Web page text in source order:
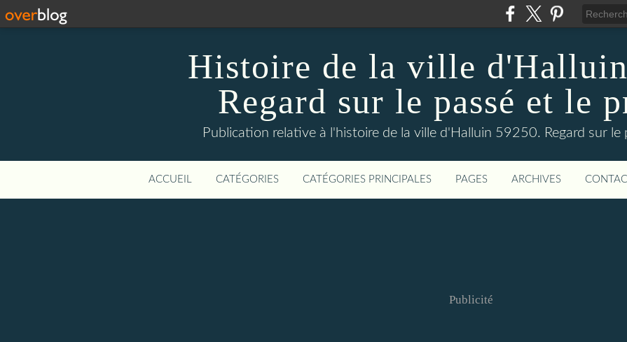
Histoire de la ville
Regard sur le passé et le
Publication relative à l'histoire de la ville d'Halluin 59250. Regard sur le
ACCUEIL CATÉGORIES CATÉGORIES PRINCIPALES PAGES ARCHIVES
Publicité